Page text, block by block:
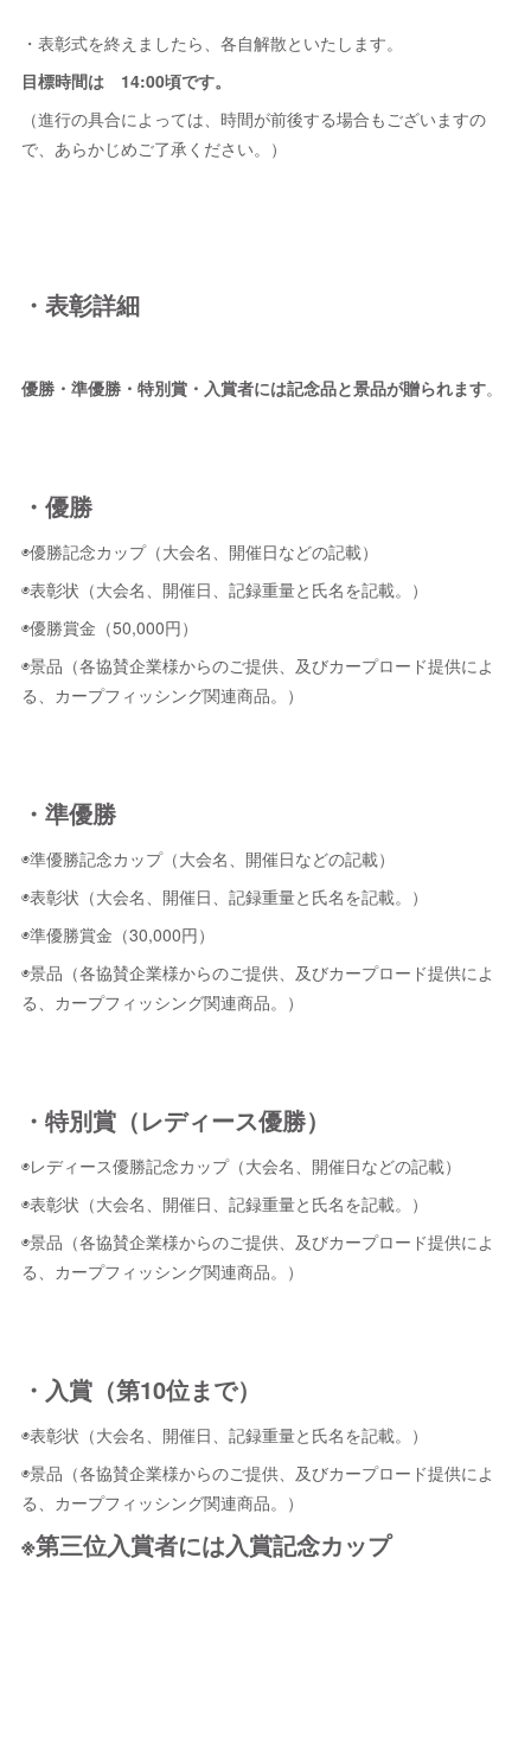
・表彰式を終えましたら、各自解散といたします。
目標時間は 14:00頃です。
（進行の具合によっては、時間が前後する場合もございますの
で、あらかじめご了承ください。）
・表彰詳細
優勝・準優勝・特別賞・入賞者には記念品と景品が贈られます。
・優勝
◉優勝記念カップ（大会名、開催日などの記載）
◉表彰状（大会名、開催日、記録重量と氏名を記載。）
◉優勝賞金（50,000円）
◉景品（各協賛企業様からのご提供、及びカープロード提供によ
る、カープフィッシング関連商品。）
・準優勝
◉準優勝記念カップ（大会名、開催日などの記載）
◉表彰状（大会名、開催日、記録重量と氏名を記載。）
◉準優勝賞金（30,000円）
◉景品（各協賛企業様からのご提供、及びカープロード提供によ
る、カープフィッシング関連商品。）
・特別賞（レディース優勝）
◉レディース優勝記念カップ（大会名、開催日などの記載）
◉表彰状（大会名、開催日、記録重量と氏名を記載。）
◉景品（各協賛企業様からのご提供、及びカープロード提供によ
る、カープフィッシング関連商品。）
・入賞（第10位まで）
◉表彰状（大会名、開催日、記録重量と氏名を記載。）
◉景品（各協賛企業様からのご提供、及びカープロード提供によ
る、カープフィッシング関連商品。）
※第三位入賞者には入賞記念カップ